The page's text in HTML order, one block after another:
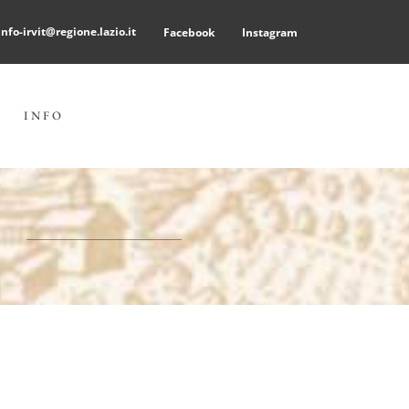
irvit@regione.lazio.it Facebook Instagram
INFO